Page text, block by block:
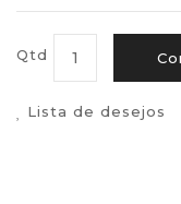
Qtd
Lista de desejos